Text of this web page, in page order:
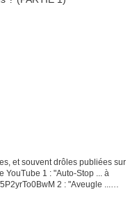
et souvent drôles publiées sur
YouTube 1 : "Auto-Stop ... à
2 : "Aveugle ...